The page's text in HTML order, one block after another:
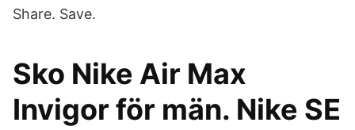
Share. Save.
Sko Nike Air Max
Invigor för män. Nike SE